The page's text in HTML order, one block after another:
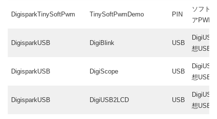
DigisparkTinySoftPwm TinySoftPwmDemo PIN
ソフト
アPWM
DigisparkUSB DigiBlink USB
想USB)
DigisparkUSB DigiScope USB
想USB)
DigisparkUSB DigiUSB2LCD USB
想USB)